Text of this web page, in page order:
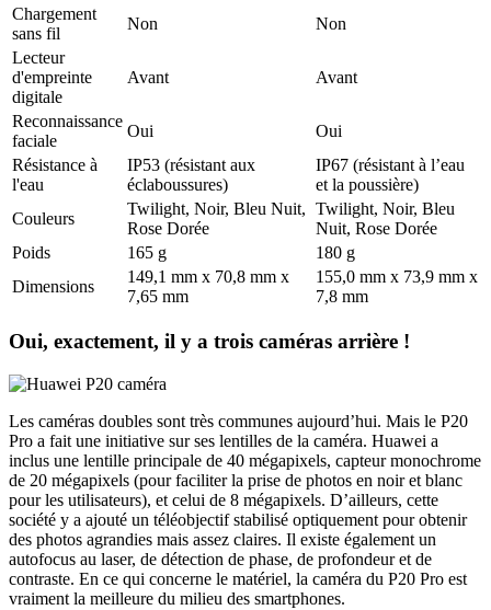
Chargement
sans fil
Non
Non
Lecteur
d'empreinte
digitale
Avant Avant
Reconnaissance
faciale
Oui
Oui
Résistance à
l'eau
IP53 (résistant aux
éclaboussures)
IP67 (résistant à l’eau
et la poussière)
Couleurs
Twilight, Noir, Bleu Nuit,
Rose Dorée
Twilight, Noir, Bleu
Nuit, Rose Dorée
Poids
165 g
180 g
Dimensions
149,1 mm x 70,8 mm x
7,65 mm
155,0 mm x 73,9 mm x
7,8 mm
Oui, exactement, il y a trois caméras arrière !
Les caméras doubles sont très communes aujourd’hui. Mais le P20
Pro a fait une initiative sur ses lentilles de la caméra. Huawei a
inclus une lentille principale de 40 mégapixels, capteur monochrome
de 20 mégapixels (pour faciliter la prise de photos en noir et blanc
pour les utilisateurs), et celui de 8 mégapixels. D’ailleurs, cette
société y a ajouté un téléobjectif stabilisé optiquement pour obtenir
des photos agrandies mais assez claires. Il existe également un
autofocus au laser, de détection de phase, de profondeur et de
contraste. En ce qui concerne le matériel, la caméra du P20 Pro est
vraiment la meilleure du milieu des smartphones.